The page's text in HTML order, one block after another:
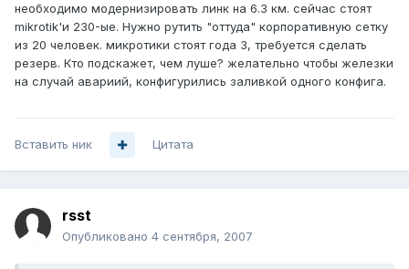
необходимо модернизировать линк на 6.3 км. сейчас стоят
mikrotik'и 230-ые. Нужно рутить "оттуда" корпоративную сетку
из 20 человек. микротики стоят года 3, требуется сделать
резерв. Кто подскажет, чем луше? желательно чтобы железки
на случай авариий, конфигурились заливкой одного конфига.
Вставить ник Цитата
rsst
Опубликовано 4 сентября, 2007